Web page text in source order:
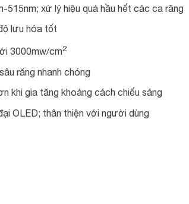
515nm; xử lý hiệu quả hầu hết các ca răng
lưu hóa tốt
3000mw/cm2
răng nhanh chóng
khi gia tăng khoảng cách chiếu sáng
OLED; thân thiện với người dùng